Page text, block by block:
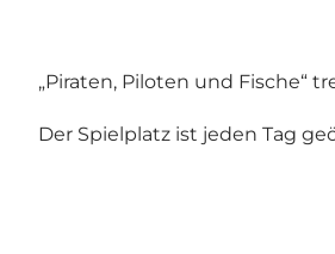
„Piraten, Piloten und Fische“
Der Spielplatz ist jeden Tag